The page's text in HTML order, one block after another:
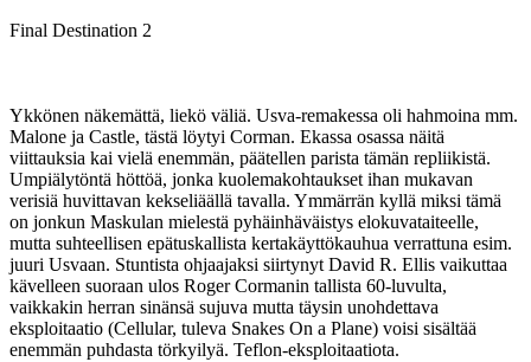
Final Destination 2
Ykkönen näkemättä, liekö väliä. Usva-remakessa oli hahmoina mm.
Malone ja Castle, tästä löytyi Corman. Ekassa osassa näitä
viittauksia kai vielä enemmän, päätellen parista tämän repliikistä.
Umpiälytöntä höttöä, jonka kuolemakohtaukset ihan mukavan
verisiä huvittavan kekseliäällä tavalla. Ymmärrän kyllä miksi tämä
on jonkun Maskulan mielestä pyhäinhäväistys elokuvataiteelle,
mutta suhteellisen epätuskallista kertakäyttökauhua verrattuna esim.
juuri Usvaan. Stuntista ohjaajaksi siirtynyt David R. Ellis vaikuttaa
kävelleen suoraan ulos Roger Cormanin tallista 60-luvulta,
vaikkakin herran sinänsä sujuva mutta täysin unohdettava
eksploitaatio (Cellular, tuleva Snakes On a Plane) voisi sisältää
enemmän puhdasta törkyilyä. Teflon-eksploitaatiota.